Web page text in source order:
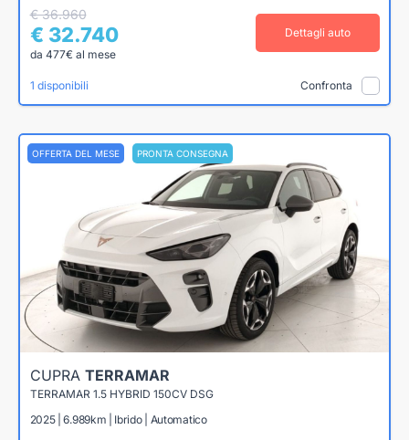
€ 36.960
€ 32.740
da 477€ al mese
Dettagli auto
1 disponibili Confronta
OFFERTA DEL MESE PRONTA CONSEGNA
CUPRA TERRAMAR
TERRAMAR 1.5 HYBRID 150CV DSG
2025 | 6.989km | Ibrido | Automatico